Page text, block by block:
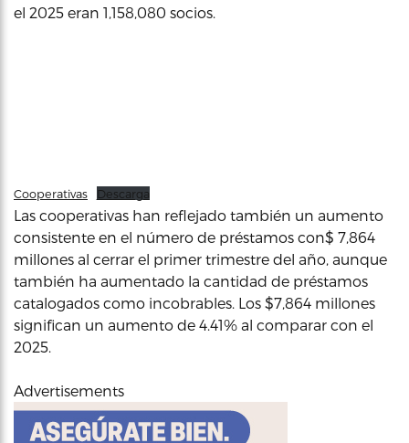
el 2025 eran 1,158,080 socios.
Cooperativas Descarga
Las cooperativas han reflejado también un aumento
consistente en el número de préstamos con$ 7,864
millones al cerrar el primer trimestre del año, aunque
también ha aumentado la cantidad de préstamos
catalogados como incobrables. Los $7,864 millones
significan un aumento de 4.41% al comparar con el
2025.
Advertisements